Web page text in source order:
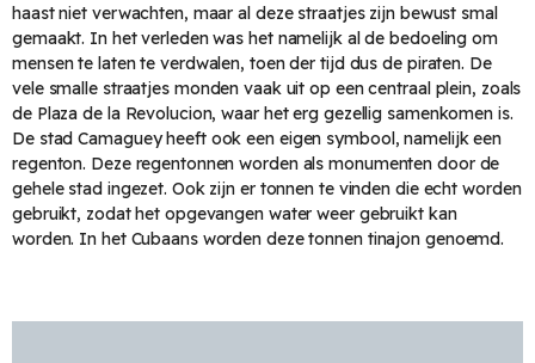
haast niet verwachten, maar al deze straatjes zijn bewust smal
gemaakt. In het verleden was het namelijk al de bedoeling om
mensen te laten te verdwalen, toen der tijd dus de piraten. De
vele smalle straatjes monden vaak uit op een centraal plein, zoals
de Plaza de la Revolucion, waar het erg gezellig samenkomen is.
De stad Camaguey heeft ook een eigen symbool, namelijk een
regenton. Deze regentonnen worden als monumenten door de
gehele stad ingezet. Ook zijn er tonnen te vinden die echt worden
gebruikt, zodat het opgevangen water weer gebruikt kan
worden. In het Cubaans worden deze tonnen tinajon genoemd.